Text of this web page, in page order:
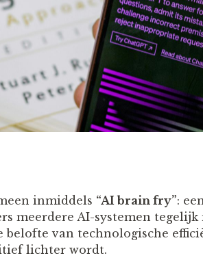
inmiddels “AI brain fry”:
meerdere AI-systemen
belofte van technologische
lichter wordt.